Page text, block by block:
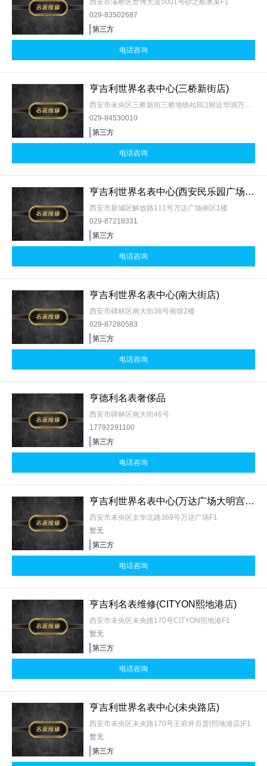
029-83502687
第三方
电话咨询
亨吉利世界名表中心(三桥新街店)
029-84530010
第三方
电话咨询
亨吉利世界名表中心(西安民乐园广场店)
西安市新城区解放路111号万达广场南区1楼
029-87218331
第三方
电话咨询
亨吉利世界名表中心(南大街店)
西安市碑林区南大街36号南馆2楼
029-87280583
第三方
电话咨询
亨德利名表奢侈品
西安市碑林区南大街46号
17792291100
第三方
电话咨询
亨吉利世界名表中心(万达广场大明宫店)
西安市未央区太华北路369号万达广场F1
暂无
第三方
电话咨询
亨吉利名表维修(CITYON熙地港店)
西安市未央区未央路170号CITYON熙地港F1
暂无
第三方
电话咨询
亨吉利世界名表中心(未央路店)
西安市未央区未央路170号王府井百货(熙地港店)F1
暂无
第三方